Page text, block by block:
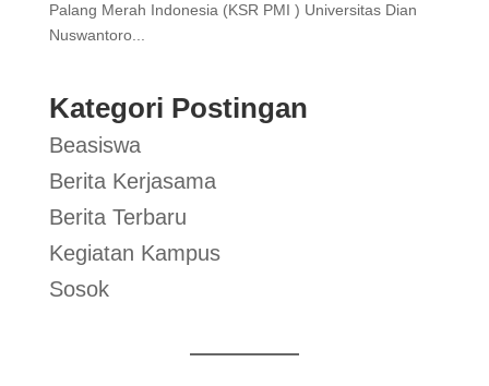
Palang Merah Indonesia (KSR PMI ) Universitas Dian
Nuswantoro...
Kategori Postingan
Beasiswa
Berita Kerjasama
Berita Terbaru
Kegiatan Kampus
Sosok